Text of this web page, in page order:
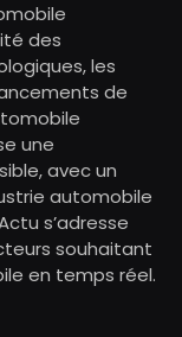
des
les
de
une
avec un
automobile
s’adresse
souhaitant
en temps réel.